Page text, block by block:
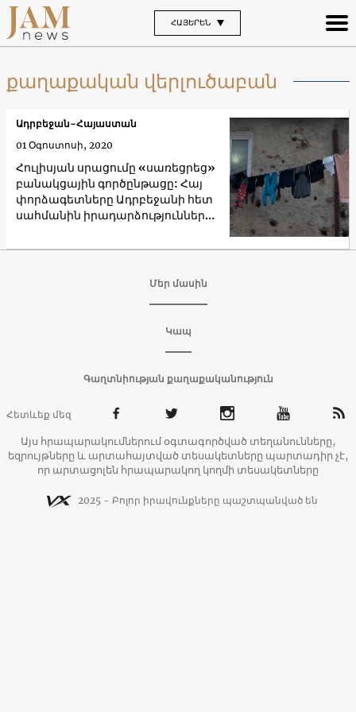
ՀԱՅԵՐԵՆ
քաղաքական վերլուծաբան
Հուլիսյան սրացումը «սառեցրեց»
բանակցային գործընթացը: Հայ
փորձագետները Ադրբեջանի հետ
սահմանին իրադարձությունների
Ադրբեջան-Հայաստան
01 Օգոստոսի, 2020
Մեր մասին
Կապ
Գաղտնիության քաղաքականություն
Հետևեք մեզ
Այս հրապարակումներում օգտագործված տեղանունները,
եզրույթները և արտահայտված տեսակետները պարտադիր չէ,
որ արտացոլեն հրապարակող կողմի տեսակետները
2025 - Բոլոր իրավունքները պաշտպանված են